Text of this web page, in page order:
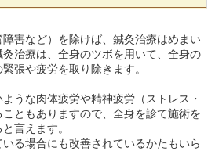
障害など）を除けば、鍼灸治療はめまい
治療は、全身のツボを用いて、全身の
張や疲労を取り除きます。
うな肉体疲労や精神疲労（ストレス・
ともありますので、全身を診て施術を
言えます。
る場合にも改善されているかたもいら